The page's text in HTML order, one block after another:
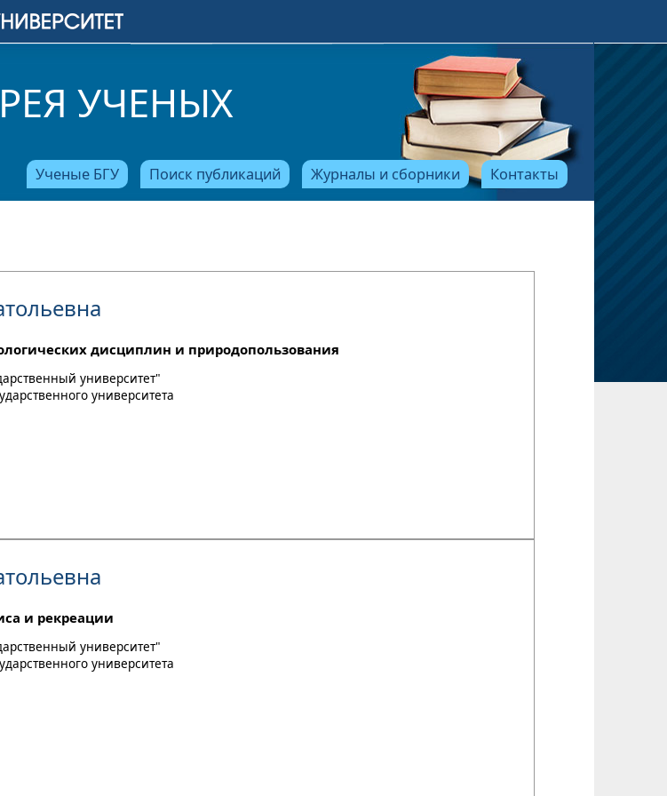
УЧЕНЫХ
Ученые БГУ Поиск публикаций Журналы и сборники Контакты
дисциплин и природопользования
университет"
университета
и рекреации
университет"
университета